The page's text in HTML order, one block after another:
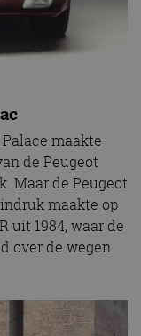
maakte
de Peugeot
Maar de Peugeot
maakte op
uit 1984, waar de
over de wegen